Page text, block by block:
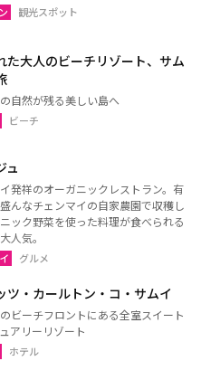
ーントーン
ッブリー
トゥムターニー
ラチュアップキリカン
ムットサーコーン
ンブリー
ムイ島（スラーターニ
）
ンタ島（クラビ）
観光スポット
た大人のビーチリゾート、サム
自然が残る美しい島へ
ビーチ
ュ
発祥のオーガニックレストラン。有
んなチェンマイの自家農園で収穫し
ック野菜を使った料理が食べられる
人気。
グルメ
ツ・カールトン・コ・サムイ
ビーチフロントにある全室スイート
アリーリゾート
ホテル